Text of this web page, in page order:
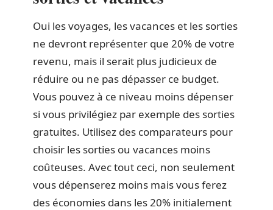
Oui les voyages, les vacances et les sorties
ne devront représenter que 20% de votre
revenu, mais il serait plus judicieux de
réduire ou ne pas dépasser ce budget.
Vous pouvez à ce niveau moins dépenser
si vous privilégiez par exemple des sorties
gratuites. Utilisez des comparateurs pour
choisir les sorties ou vacances moins
coûteuses. Avec tout ceci, non seulement
vous dépenserez moins mais vous ferez
des économies dans les 20% initialement